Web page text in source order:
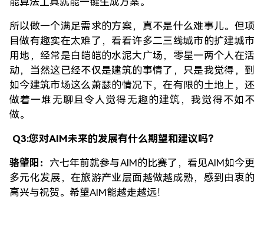
所以做一个满足需求的方案，真不是什么难事儿。但项
目做有趣实在太难了，看看许多二三线城市的扩建城市
用地，经常是白皑皑的水泥大广场，零星一两个人在活
动，当然这已经不仅是建筑的事情了，只是我觉得，到
如今建筑市场这么萧瑟的情况下，在有限的土地上，还
做着一堆无聊且令人觉得无趣的建筑，我觉得不如不
做。
Q3:您对AIM未来的发展有什么期望和建议吗？
骆肇阳： 六七年前就参与AIM的比赛了，看见AIM如今更
多元化发展，在旅游产业层面越做越成熟，感到由衷的
高兴与祝贺。希望AIM能越走越远！